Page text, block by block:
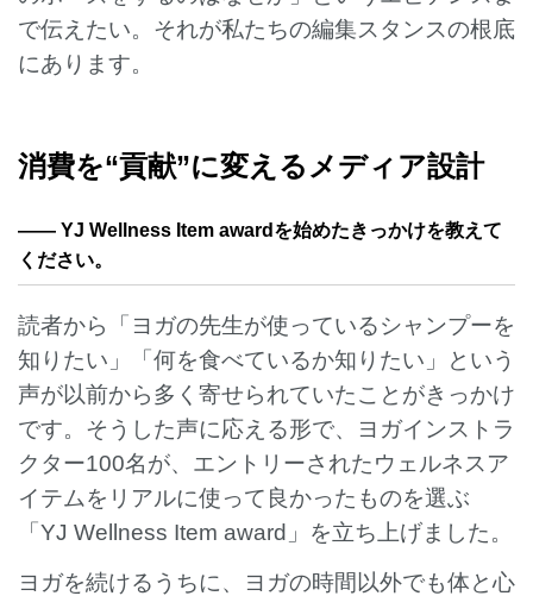
で伝えたい。それが私たちの編集スタンスの根底
にあります。
消費を“貢献”に変えるメディア設計
—— YJ Wellness Item award を始めたきっかけを教えて
ください。
読者から「ヨガの先生が使っているシャンプーを
知りたい」「何を食べているか知りたい」という
声が以前から多く寄せられていたことがきっかけ
です。そうした声に応える形で、ヨガインストラ
クター100名が、エントリーされたウェルネスア
イテムをリアルに使って良かったものを選ぶ
「YJ Wellness Item award」を立ち上げました。
ヨガを続けるうちに、ヨガの時間以外でも体と心